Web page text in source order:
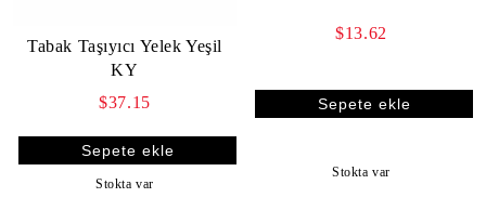
Tabak Taşıyıcı Yelek Yeşil
KY
$37.15
Stokta var
$13.62
Stokta var